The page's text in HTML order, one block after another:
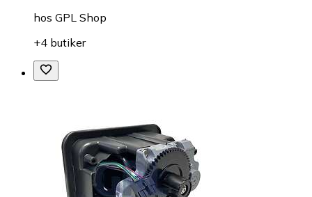
hos GPL Shop
+4 butiker